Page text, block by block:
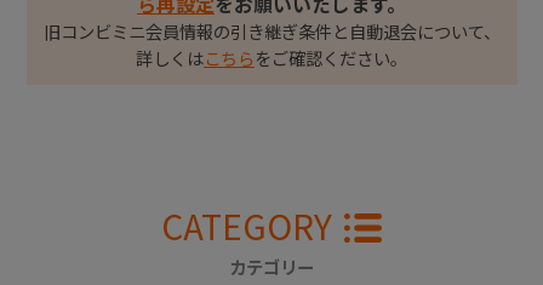
ら再設定をお願いいたします。
旧コンビミニ会員情報の引き継ぎ条件と自動退会について、
詳しくはこちら をご確認ください。
CATEGORY
カテゴリー